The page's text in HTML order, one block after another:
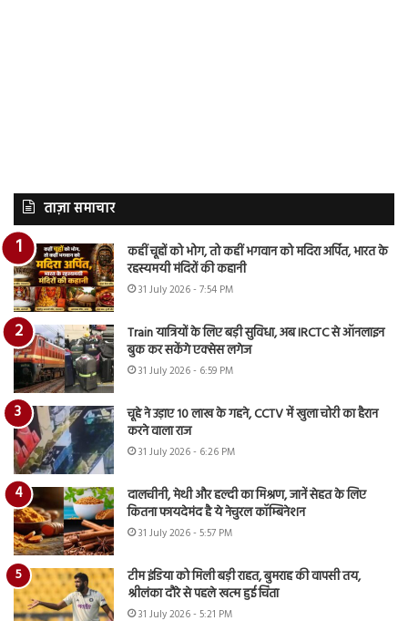
ताज़ा समाचार
कहीं चूहों को भोग, तो कहीं भगवान को मदिरा अर्पित, भारत के
रहस्यमयी मंदिरों की कहानी
31 July 2026 - 7:54 PM
Train यात्रियों के लिए बड़ी सुविधा, अब IRCTC से ऑनलाइन
बुक कर सकेंगे एक्सेस लगेज
31 July 2026 - 6:59 PM
चूहे ने उड़ाए 10 लाख के गहने, CCTV में खुला चोरी का हैरान
करने वाला राज
31 July 2026 - 6:26 PM
दालचीनी, मेथी और हल्दी का मिश्रण, जानें सेहत के लिए
कितना फायदेमंद है ये नेचुरल कॉम्बिनेशन
31 July 2026 - 5:57 PM
टीम इंडिया को मिली बड़ी राहत, बुमराह की वापसी तय,
श्रीलंका दौरे से पहले खत्म हुई चिंता
31 July 2026 - 5:21 PM